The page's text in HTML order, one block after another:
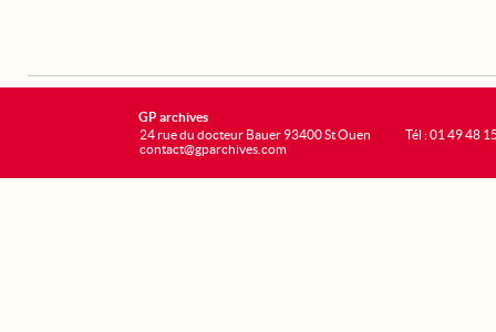
GP archives
24 rue du docteur Bauer 93400 St Ouen
contact@gparchives.com
Tél : 01 49 48